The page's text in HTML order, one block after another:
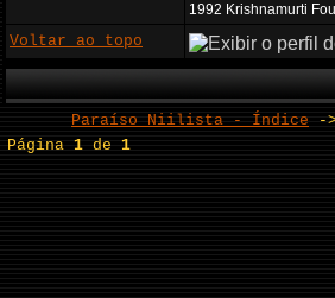
1992 Krishnamurti
Voltar ao topo
Paraíso Niilista - Índice -
Página1 de1